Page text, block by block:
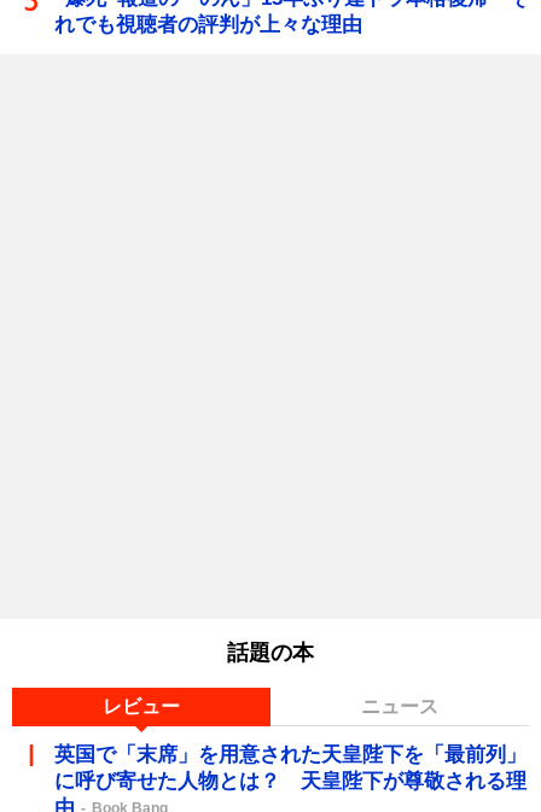
れでも視聴者の評判が上々な理由
話題の本
レビュー ニュース
英国で「末席」を用意された天皇陛下を「最前列」
に呼び寄せた人物とは？ 天皇陛下が尊敬される理
由
Book Bang